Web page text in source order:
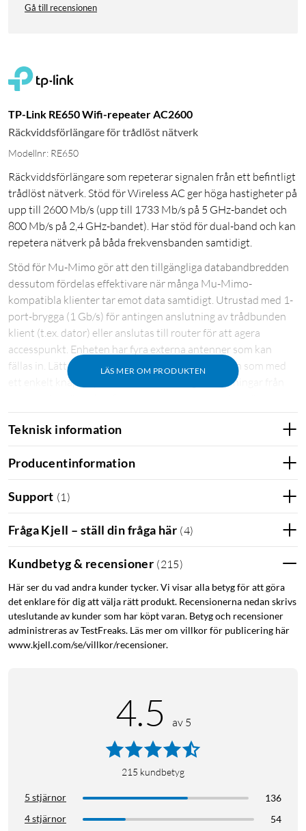
Gå till recensionen
TP-Link RE650 Wifi-repeater AC2600
Räckviddsförlängare för trådlöst nätverk
Modellnr: RE650
Räckviddsförlängare som repeterar signalen från ett befintligt
trådlöst nätverk. Stöd för Wireless AC ger höga hastigheter på
upp till 2600 Mb/s (upp till 1733 Mb/s på 5 GHz-bandet och
800 Mb/s på 2,4 GHz-bandet). Har stöd för dual-band och kan
repetera nätverk på båda frekvensbanden samtidigt.
LÄS MER OM PRODUKTEN
Stöd för Mu-Mimo gör att den tillgängliga databandbredden
dessutom fördelas effektivare när många Mu-Mimo-
kompatibla klienter tar emot data samtidigt. Utrustad med 1-
port-brygga (1 Gb/s) för antingen anslutning av trådbunden
klient (t.ex. dator) eller anslutas till router för att agera
accesspunkt. Enheten har fyra externa antenner som kan
fällas in. Lätt att installera tack vare WPS-funktion som med
ett enkelt knapptryck hämtar nödvändiga inställningar från
eller appen TP-link Tether (iOS och Android). Stöd för säkra
anslutningar med WPA- och WPA2-kryptering. Mått:
163x86x40 mm.
Teknisk information
Producentinformation
Support (1 )
Fråga Kjell – ställ din fråga här (4)
Kundbetyg & recensioner (215)
Här ser du vad andra kunder tycker. Vi visar alla betyg för att göra
det enklare för dig att välja rätt produkt. Recensionerna nedan skrivs
uteslutande av kunder som har köpt varan. Betyg och recensioner
administreras av TestFreaks. Läs mer om villkor för publicering här
www.kjell.com/se/villkor/recensioner.
4.5 av 5
215 kundbetyg
5 stjärnor
136
4 stjärnor
54